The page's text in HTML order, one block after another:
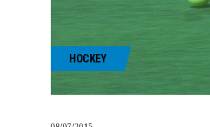
HOCKEY